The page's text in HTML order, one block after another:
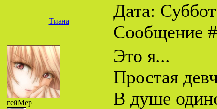
Тиана
Дата:
Сообщение
гейМер
Это я...
Простая
В душе